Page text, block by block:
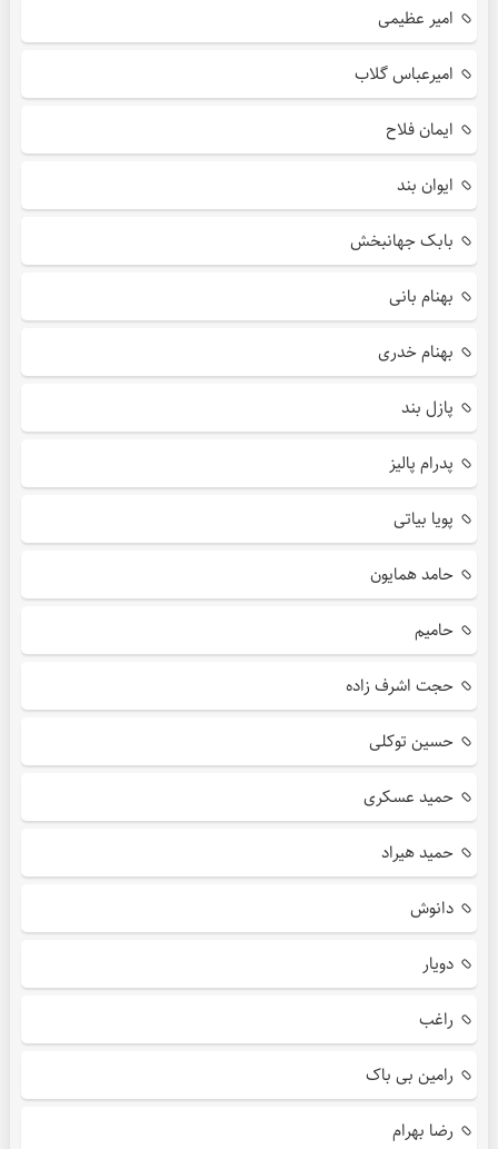
امیر عظیمی
امیرعباس گلاب
ایمان فلاح
ایوان بند
بابک جهانبخش
بهنام بانی
بهنام خدری
پازل بند
پدرام پالیز
پویا بیاتی
حامد همایون
حامیم
حجت اشرف زاده
حسین توکلی
حمید عسکری
حمید هیراد
دانوش
دویار
راغب
رامین بی باک
رضا بهرام